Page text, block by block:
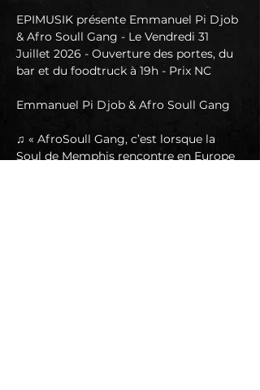
EPIMUSIK présente Emmanuel Pi Djob
& Afro Soull Gang - Le Vendredi 31
Juillet 2026 - Ouverture des portes, du
bar et du foodtruck à 19h - Prix NC
Emmanuel Pi Djob & Afro Soull Gang
♫ « AfroSoull Gang, c’est lorsque la
Soul de Memphis rencontre en Europe